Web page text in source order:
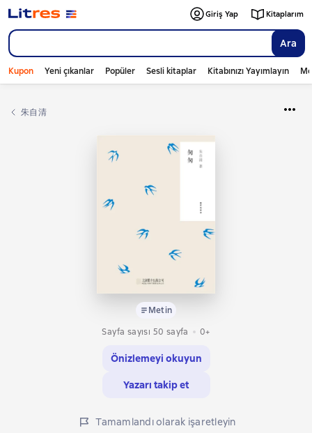
Ara
Giriş Yap Kitaplarım
Kupon Yeni çıkanlar Popüler Sesli kitaplar Kitabınızı Yayımlayın
朱自清
Metin
Sayfa sayısı 50 sayfa
0+
Önizlemeyi okuyun
Yazarı takip et
Tamamlandı olarak işaretleyin